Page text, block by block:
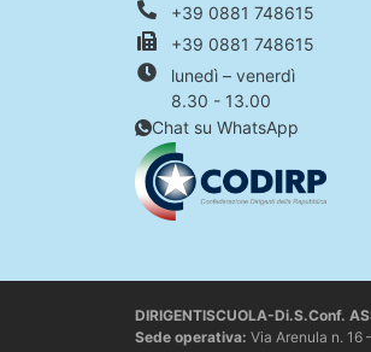
+39 0881 748615
+39 0881 748615
lunedì – venerdì
8.30 - 13.00
Chat su WhatsApp
DIRIGENTISCUOLA-Di.S.Conf.
Sede operativa: Via Arenula n. 16